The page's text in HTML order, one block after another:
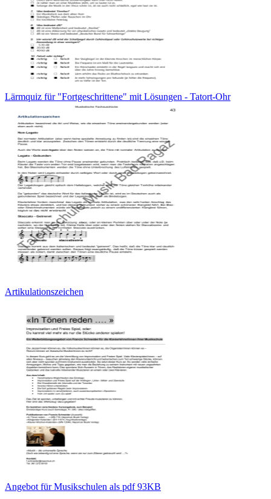
Lärmquiz für "Fortgeschrittene" mit Lösungen - Tatort-Ohr
Artikulationszeichen
Angebot für Musikschulen als pdf 93KB